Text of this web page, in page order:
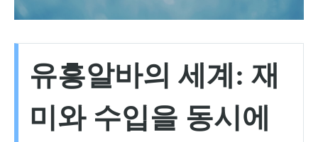
유흥알바의 세계: 재
미와 수입을 동시에